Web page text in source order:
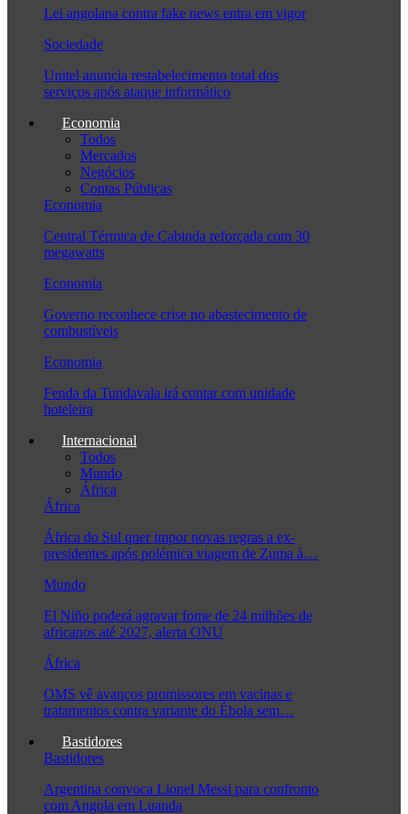
Lei angolana contra fake news entra em vigor
Sociedade
Unitel anuncia restabelecimento total dos
serviços após ataque informático
Economia
Todos
Mercados
Negócios
Contas Públicas
Economia
Central Térmica de Cabinda reforçada com 30
megawatts
Economia
Governo reconhece crise no abastecimento de
combustíveis
Economia
Fenda da Tundavala irá contar com unidade
hoteleira
Internacional
Todos
Mundo
África
África
África do Sul quer impor novas regras a ex-
presidentes após polémica viagem de Zuma à…
Mundo
El Niño poderá agravar fome de 24 milhões de
africanos até 2027, alerta ONU
África
OMS vê avanços promissores em vacinas e
tratamentos contra variante do Ébola sem…
Bastidores
Bastidores
Argentina convoca Lionel Messi para confronto
com Angola em Luanda